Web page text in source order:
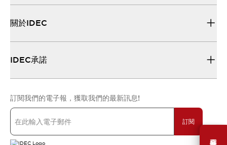
需要幫助嗎？
關於IDEC
IDEC承諾
訂閱我們的電子報，獲取我們的最新訊息!
訂閱